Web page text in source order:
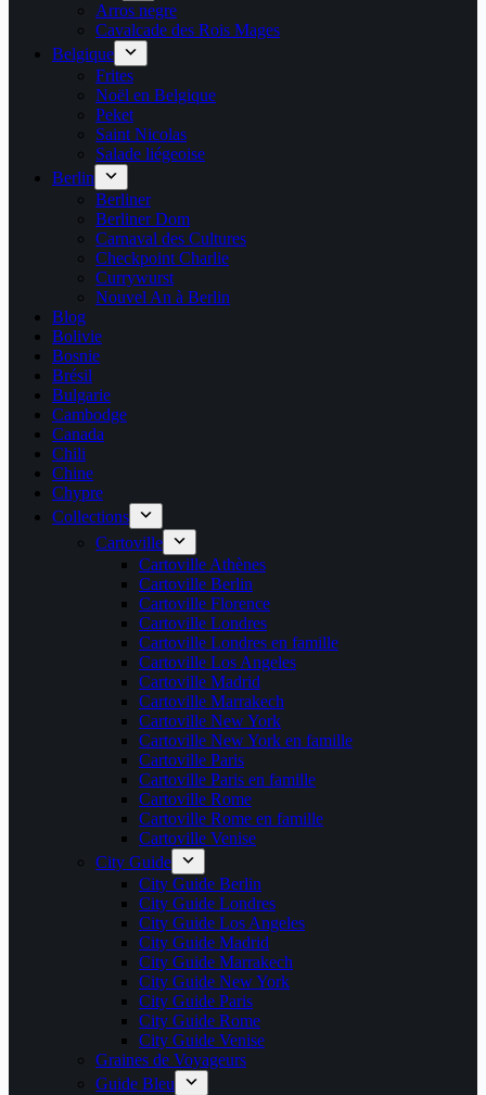
Arros negre
Cavalcade des Rois Mages
Belgique
Frites
Noël en Belgique
Peket
Saint Nicolas
Salade liégeoise
Berlin
Berliner
Berliner Dom
Carnaval des Cultures
Checkpoint Charlie
Currywurst
Nouvel An à Berlin
Blog
Bolivie
Bosnie
Brésil
Bulgarie
Cambodge
Canada
Chili
Chine
Chypre
Collections
Cartoville
Cartoville Athènes
Cartoville Berlin
Cartoville Florence
Cartoville Londres
Cartoville Londres en famille
Cartoville Los Angeles
Cartoville Madrid
Cartoville Marrakech
Cartoville New York
Cartoville New York en famille
Cartoville Paris
Cartoville Paris en famille
Cartoville Rome
Cartoville Rome en famille
Cartoville Venise
City Guide
City Guide Berlin
City Guide Londres
City Guide Los Angeles
City Guide Madrid
City Guide Marrakech
City Guide New York
City Guide Paris
City Guide Rome
City Guide Venise
Graines de Voyageurs
Guide Bleu